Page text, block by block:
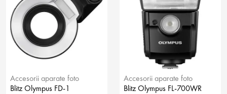
Accesorii aparate foto
Blitz Olympus FD-1
Accesorii aparate foto
Blitz Olympus FL-700WR